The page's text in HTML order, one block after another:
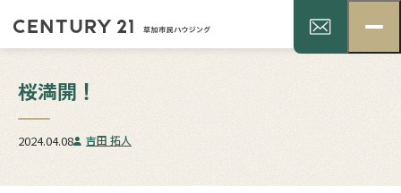
桜満開！
2024.04.08 吉田 拓人